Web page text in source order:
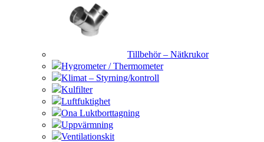
Tillbehör – Nätkrukor
Hygrometer / Thermometer
Klimat – Styrning/kontroll
Kulfilter
Luftfuktighet
Ona Luktborttagning
Uppvärmning
Ventilationskit